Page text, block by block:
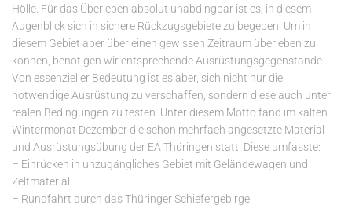
Hölle. Für das Überleben absolut unabdingbar ist es, in diesem
Augenblick sich in sichere Rückzugsgebiete zu begeben. Um in
diesem Gebiet aber über einen gewissen Zeitraum überleben zu
können, benötigen wir entsprechende Ausrüstungsgegenstände.
Von essenzieller Bedeutung ist es aber, sich nicht nur die
notwendige Ausrüstung zu verschaffen, sondern diese auch unter
realen Bedingungen zu testen. Unter diesem Motto fand im kalten
Wintermonat Dezember die schon mehrfach angesetzte Material-
und Ausrüstungsübung der EA Thüringen statt. Diese umfasste:
– Einrücken in unzugängliches Gebiet mit Geländewagen und
Zeltmaterial
– Rundfahrt durch das Thüringer Schiefergebirge